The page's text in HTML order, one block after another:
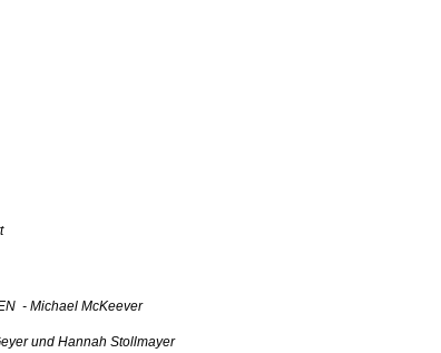
- Michael McKeever
und Hannah Stollmayer